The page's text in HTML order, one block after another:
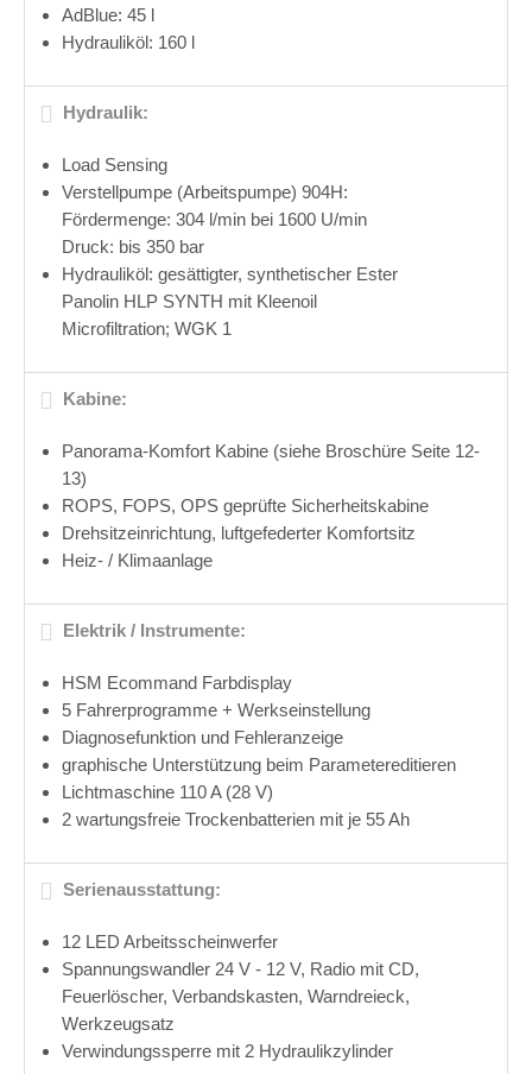
AdBlue: 45 l
Hydrauliköl: 160 l
Hydraulik:
Load Sensing
Verstellpumpe (Arbeitspumpe) 904H:
Fördermenge: 304 l/min bei 1600 U/min
Druck: bis 350 bar
Hydrauliköl: gesättigter, synthetischer Ester
Panolin HLP SYNTH mit Kleenoil
Microfiltration; WGK 1
Kabine:
Panorama-Komfort Kabine (siehe Broschüre Seite 12-
13)
ROPS, FOPS, OPS geprüfte Sicherheitskabine
Drehsitzeinrichtung, luftgefederter Komfortsitz
Heiz- / Klimaanlage
Elektrik / Instrumente:
HSM Ecommand Farbdisplay
5 Fahrerprogramme + Werkseinstellung
Diagnosefunktion und Fehleranzeige
graphische Unterstützung beim Parametereditieren
Lichtmaschine 110 A (28 V)
2 wartungsfreie Trockenbatterien mit je 55 Ah
Serienausstattung:
12 LED Arbeitsscheinwerfer
Spannungswandler 24 V - 12 V, Radio mit CD,
Feuerlöscher, Verbandskasten, Warndreieck,
Werkzeugsatz
Verwindungssperre mit 2 Hydraulikzylinder